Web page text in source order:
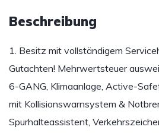
Beschreibung
1. Besitz mit vollständigem
Gutachten! Mehrwertsteuer
6-GANG, Klimaanlage, Active-
mit Kollisionswarnsystem &
Spurhalteassistent,